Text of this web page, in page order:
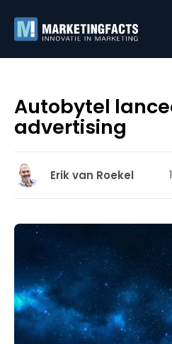
Autobytel
advertising
Erik van Roekel